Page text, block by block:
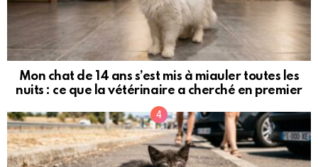
Mon chat de 14 ans s’est mis à miauler toutes les
nuits : ce que la vétérinaire a cherché en premier